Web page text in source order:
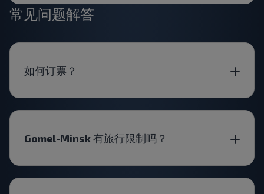
常见问题解答
如何订票？
Gomel-Minsk 有旅行限制吗？